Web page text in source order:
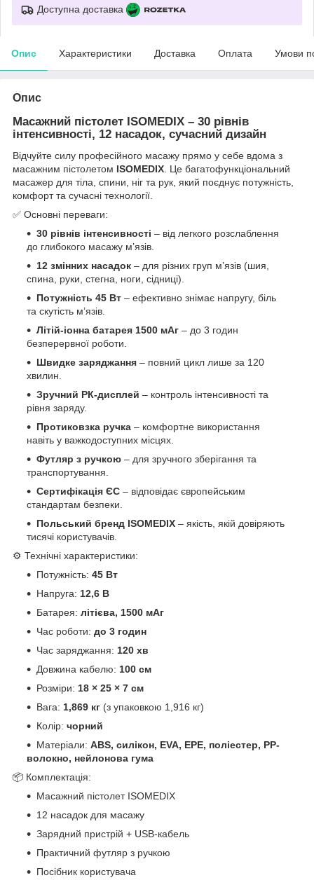
Доступна доставка
Опис Характеристики Доставка Оплата Умови
Опис
Масажний пістолет ISOMEDIX – 30 рівнів
інтенсивності, 12 насадок, сучасний дизайн
Відчуйте силу професійного масажу прямо у себе вдома з
масажним пістолетом ISOMEDIX . Це багатофункціональний
масажер для тіла, спини, ніг та рук, який поєднує потужність,
комфорт та сучасні технології.
✅ Основні переваги:
30 рівнів інтенсивності – від легкого розслаблення
до глибокого масажу м’язів.
12 змінних насадок – для різних груп м’язів (шия,
спина, руки, стегна, ноги, сідниці).
Потужність 45 Вт – ефективно знімає напругу, біль
та скутість м’язів.
Літій-іонна батарея 1500 мАг – до 3 годин
безперервної роботи.
Швидке заряджання – повний цикл лише за 120
хвилин.
Зручний РК-дисплей – контроль інтенсивності та
рівня заряду.
Протиковзка ручка – комфортне використання
навіть у важкодоступних місцях.
Футляр з ручкою – для зручного зберігання та
транспортування.
Сертифікація ЄС – відповідає європейським
стандартам безпеки.
Польський бренд ISOMEDIX – якість, якій довіряють
тисячі користувачів.
⚙️ Технічні характеристики:
Потужність: 45 Вт
Напруга: 12,6 В
Батарея: літієва, 1500 мАг
Час роботи: до 3 годин
Час заряджання: 120 хв
Довжина кабелю: 100 см
Розміри: 18 × 25 × 7 см
Вага: 1,869 кг (з упаковкою 1,916 кг)
Колір: чорний
Матеріали: ABS, силікон, EVA, EPE, поліестер, PP-
волокно, нейлонова гума
📦 Комплектація:
Масажний пістолет ISOMEDIX
12 насадок для масажу
Зарядний пристрій + USB-кабель
Практичний футляр з ручкою
Посібник користувача